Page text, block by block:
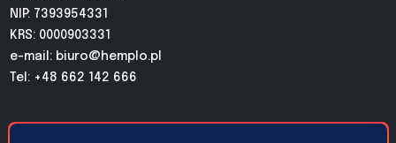
NIP: 7393954331
KRS: 0000903331
e-mail: biuro@hemplo.pl
Tel: +48 662 142 666